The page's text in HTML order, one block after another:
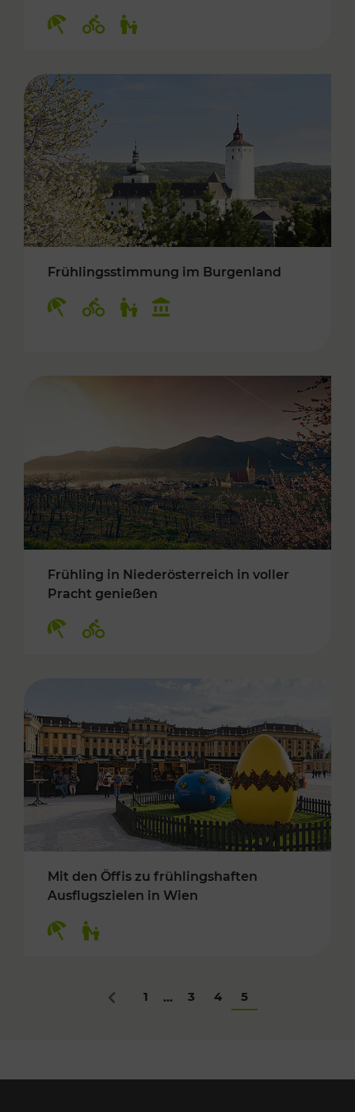
Frühlingsstimmung im Burgenland
Frühling in Niederösterreich in voller
Pracht genießen
Mit den Öffis zu frühlingshaften
Ausflugszielen in Wien
Zurück
1 ... 3 4 5